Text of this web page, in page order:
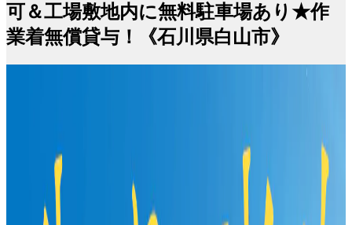
可＆工場敷地内に無料駐車場あり★作
業着無償貸与！《石川県白山市》